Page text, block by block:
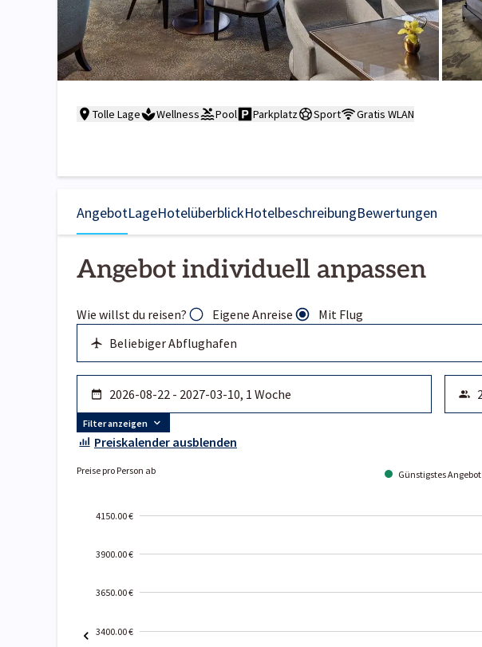
Tolle Lage Wellness Pool Parkplatz Sport Gratis WLAN
AngebotLageHotelüberblickHotelbeschreibungBewertungen
Angebot individuell anpassen
Wie willst du reisen? Eigene Anreise Mit Flug
Filter anzeigen
Preiskalender ausblenden
Preise pro Person ab Günstigstes Angebot
4150.00 €
3900.00 €
3650.00 €
3400.00 €